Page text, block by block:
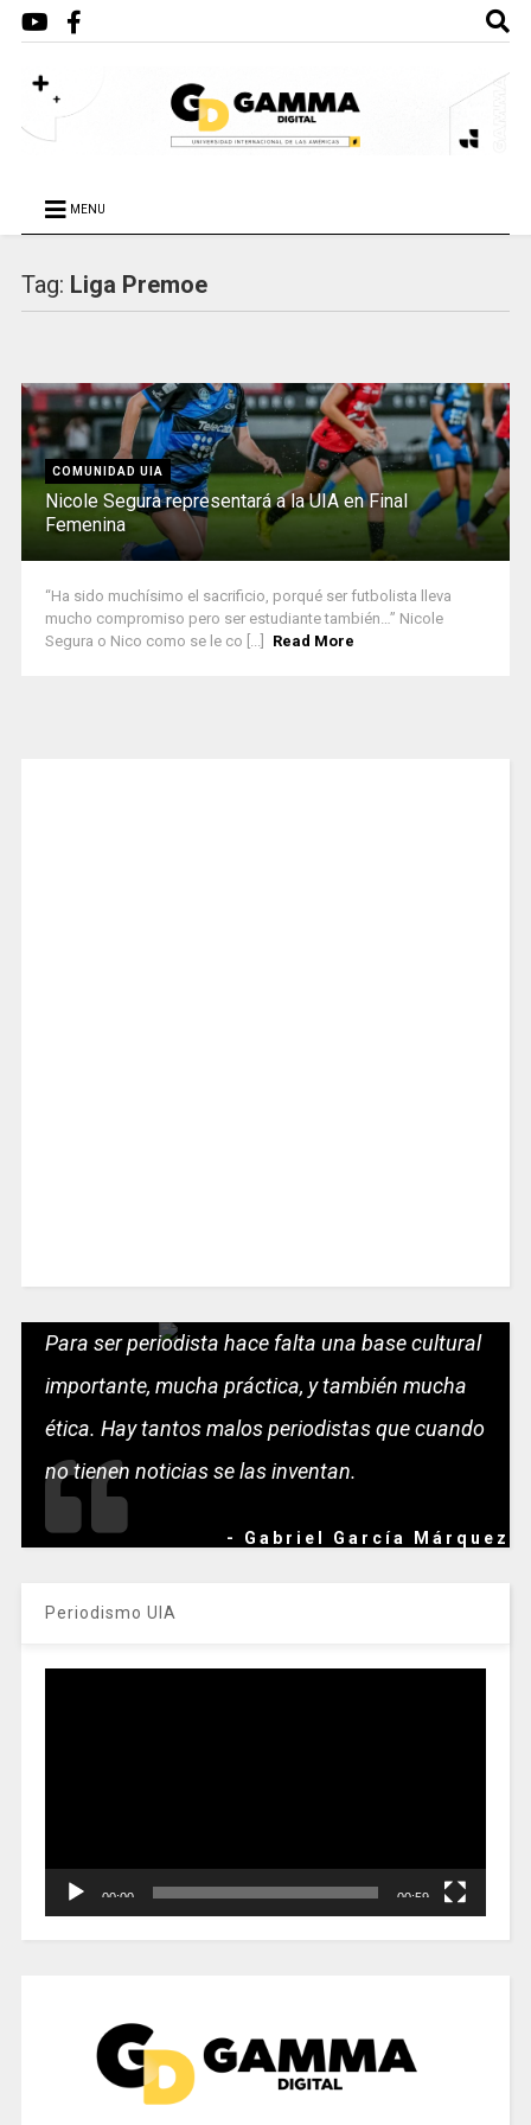
MENU
Tag: Liga Premoe
COMUNIDAD UIA
Nicole Segura representará a la UIA en Final
Femenina
“Ha sido muchísimo el sacrificio, porqué ser futbolista lleva
mucho compromiso pero ser estudiante también…” Nicole
Segura o Nico como se le co [...]
Read More
Para ser periodista hace falta una base cultural
importante, mucha práctica, y también mucha
ética. Hay tantos malos periodistas que cuando
no tienen noticias se las inventan.
- Gabriel García Márquez
Periodismo UIA
00:00 00:59